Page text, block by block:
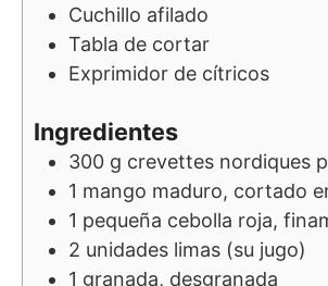
Cuchillo afilado
Tabla de cortar
Exprimidor de cítricos
Ingredientes
300 g crevettes nordiques
1 mango maduro, cortado
1 pequeña cebolla roja,
2 unidades limas (su jugo)
1 granada, desgranada